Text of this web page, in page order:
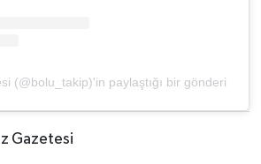
(@bolu_takip)'in paylaştığı bir gönderi
Gazetesi